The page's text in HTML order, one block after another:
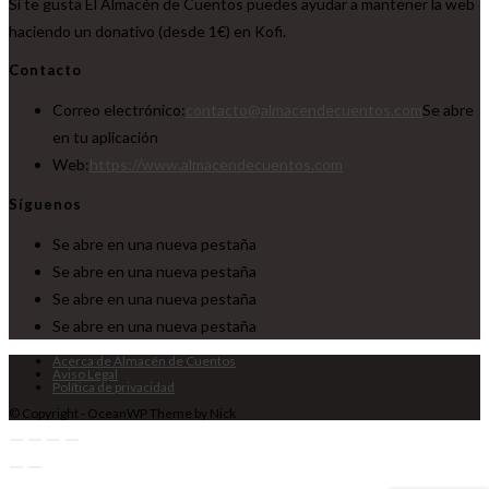
Si te gusta El Almacén de Cuentos puedes ayudar a mantener la web
haciendo un donativo (desde 1€) en Kofi.
Contacto
Correo electrónico:
Se abre
en tu aplicación
Web:
Síguenos
Se abre en una nueva pestaña
Se abre en una nueva pestaña
Se abre en una nueva pestaña
Se abre en una nueva pestaña
Acerca de Almacén de Cuentos
Aviso Legal
Política de privacidad
© Copyright - OceanWP Theme by Nick